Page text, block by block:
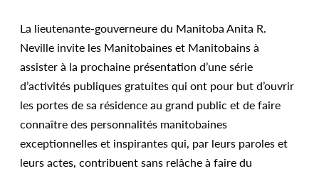
La lieutenante-gouverneure du Manitoba Anita R.
Neville invite les Manitobaines et Manitobains à
assister à la prochaine présentation d’une série
d’activités publiques gratuites qui ont pour but d’ouvrir
les portes de sa résidence au grand public et de faire
connaître des personnalités manitobaines
exceptionnelles et inspirantes qui, par leurs paroles et
leurs actes, contribuent sans relâche à faire du